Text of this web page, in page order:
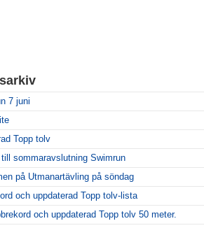
7 juni
Topp tolv
till sommaravslutning Swimrun
på Utmanartävling på söndag
och uppdaterad Topp tolv-lista
och uppdaterad Topp tolv 50 meter.